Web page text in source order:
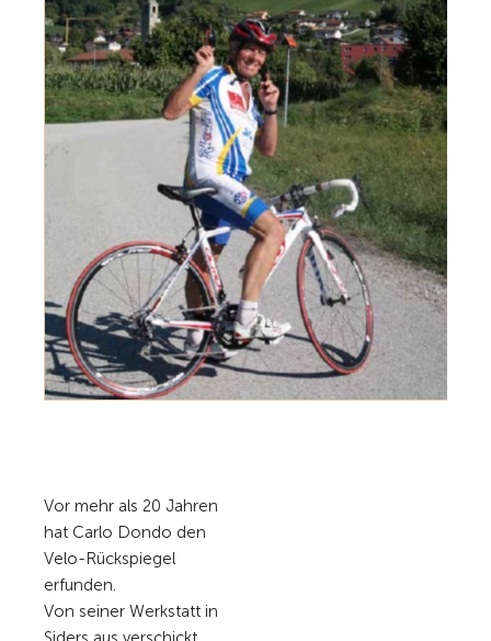
Vor mehr als 20 Jahren
hat Carlo Dondo den
Velo-Rückspiegel
erfunden.
Von seiner Werkstatt in